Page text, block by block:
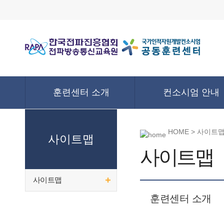
훈련센터 소개 컨소시엄 안내
사이트맵
사이트맵
HOME > 사이트
사이트맵
훈련센터 소개